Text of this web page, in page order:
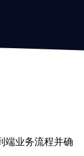
端业务流程并确